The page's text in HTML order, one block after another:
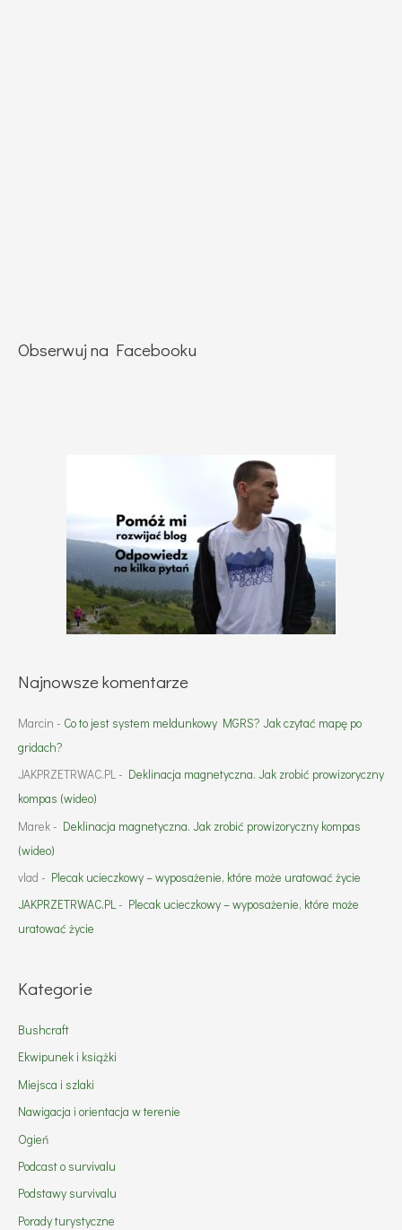
Obserwuj na Facebooku
Najnowsze komentarze
Marcin - Co to jest system meldunkowy MGRS? Jak czytać mapę po
gridach?
JAKPRZETRWAC.PL - Deklinacja magnetyczna. Jak zrobić prowizoryczny
kompas (wideo)
Marek - Deklinacja magnetyczna. Jak zrobić prowizoryczny kompas
(wideo)
vlad - Plecak ucieczkowy – wyposażenie, które może uratować życie
JAKPRZETRWAC.PL- Plecak ucieczkowy – wyposażenie, które może
uratować życie
Kategorie
Bushcraft
Ekwipunek i książki
Miejsca i szlaki
Nawigacja i orientacja w terenie
Ogień
Podcast o survivalu
Podstawy survivalu
Porady turystyczne